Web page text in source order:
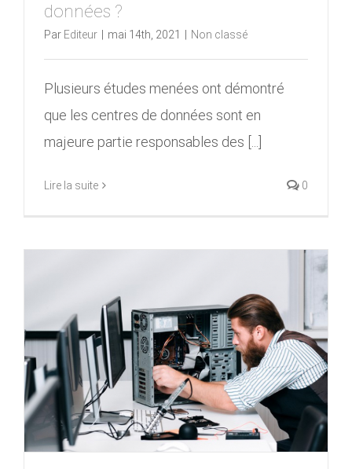
données ?
Par Editeur | mai 14th, 2021 | Non classé
Plusieurs études menées ont démontré
que les centres de données sont en
majeure partie responsables des [...]
Lire la suite 0